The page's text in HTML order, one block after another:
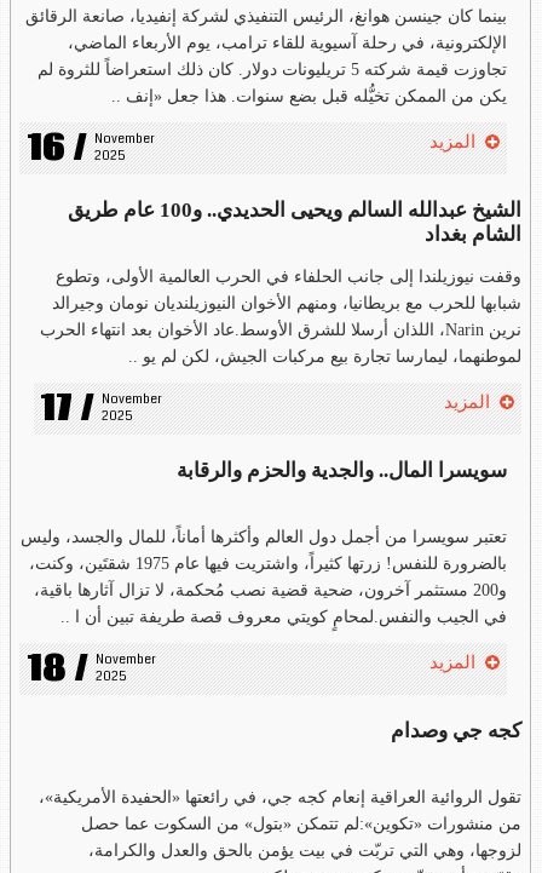
بينما كان جينسن هوانغ، الرئيس التنفيذي لشركة إنفيديا، صانعة الرقائق
الإلكترونية، في رحلة آسيوية للقاء ترامب، يوم الأربعاء الماضي،
تجاوزت قيمة شركته 5 تريليونات دولار. كان ذلك استعراضاً للثروة لم
يكن من الممكن تخيُّله قبل بضع سنوات. هذا جعل «إنف ..
16 / November
2025
المزيد
الشيخ عبدالله السالم ويحيى الحديدي.. و100 عام طريق
الشام بغداد
وقفت نيوزيلندا إلى جانب الحلفاء في الحرب العالمية الأولى، وتطوع
شبابها للحرب مع بريطانيا، ومنهم الأخوان النيوزيلنديان نومان وجيرالد
نرين Narin، اللذان أرسلا للشرق الأوسط.عاد الأخوان بعد انتهاء الحرب
لموطنهما، ليمارسا تجارة بيع مركبات الجيش، لكن لم يو ..
17 / November
2025
المزيد
سويسرا المال.. والجدية والحزم والرقابة
تعتبر سويسرا من أجمل دول العالم وأكثرها أماناً، للمال والجسد، وليس
بالضرورة للنفس! زرتها كثيراً، واشتريت فيها عام 1975 شقتَين، وكنت،
و200 مستثمر آخرون، ضحية قضية نصب مُحكمة، لا تزال آثارها باقية،
في الجيب والنفس.لمحامٍ كويتي معروف قصة طريفة تبين أن ا ..
18 / November
2025
المزيد
كجه جي وصدام
تقول الروائية العراقية إنعام كجه جي، في رائعتها «الحفيدة الأمريكية»،
من منشورات «تكوين»:لم تتمكن «بتول» من السكوت عما حصل
لزوجها، وهي التي تربّت في بيت يؤمن بالحق والعدل والكرامة،